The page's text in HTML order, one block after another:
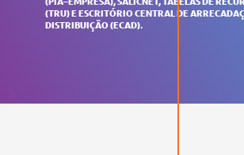
(PIA–EMPRESA), SALICNET, TABELAS DE
(TRU) E ESCRITÓRIO CENTRAL DE
DISTRIBUIÇÃO (ECAD).